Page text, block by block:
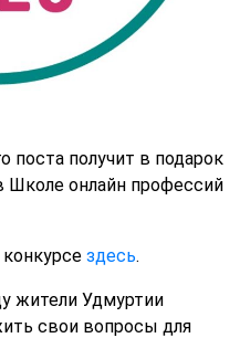
поста получит в подарок
Школе онлайн профессий
здесь.
жители Удмуртии
свои вопросы для